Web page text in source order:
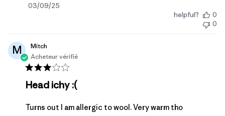
Date
03/09/25
helpful?
0
0
M
Mitch
Acheteur vérifié
Head ichy :(
Turns out I am allergic to wool. Very warm tho